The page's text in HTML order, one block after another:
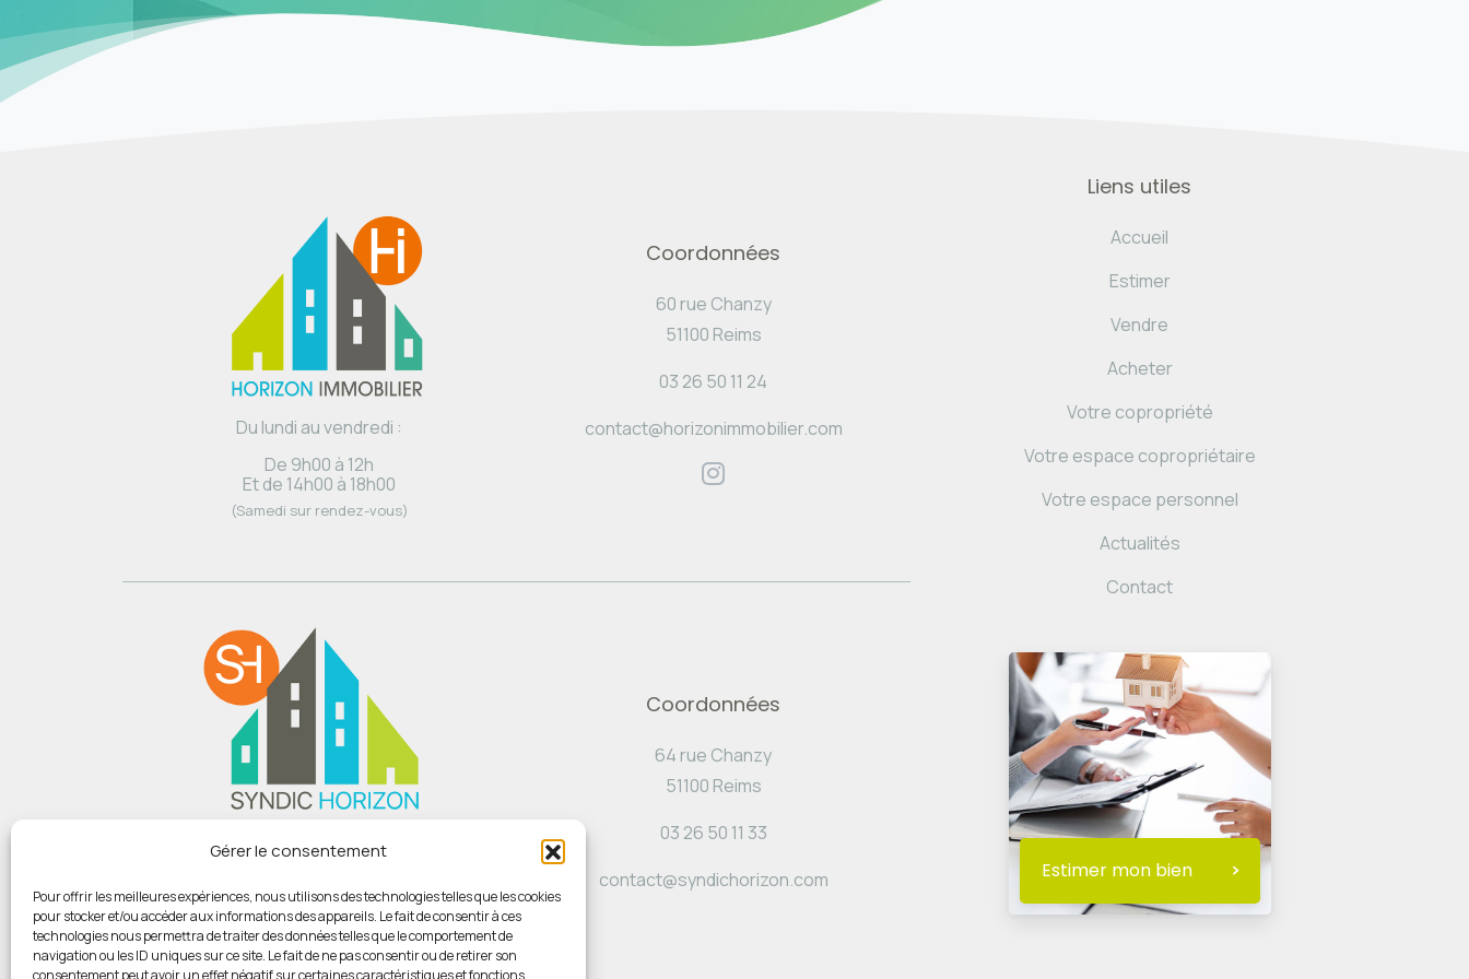
Gérer le consentement
Pour offrir les meilleures expériences, nous utilisons des technologies telles que les cookies
pour stocker et/ou accéder aux informations des appareils. Le fait de consentir à ces
technologies nous permettra de traiter des données telles que le comportement de
navigation ou les ID uniques sur ce site. Le fait de ne pas consentir ou de retirer son
consentement peut avoir un effet négatif sur certaines caractéristiques et fonctions.
Du lundi au vendredi :
De 9h00 à 12h
Et de 14h00 à 18h00
(Samedi sur rendez-vous)
Coordonnées
60 rue Chanzy
51100 Reims
03 26 50 11 24
contact@horizonimmobilier.com
Du lundi au vendredi :
Et de 14h00 à 18h00
(Samedi sur rendez-vous)
Coordonnées
64 rue Chanzy
51100 Reims
03 26 50 11 33
contact@syndichorizon.com
Liens utiles
Accueil
Estimer
Vendre
Acheter
Votre copropriété
Votre espace copropriétaire
Votre espace personnel
Actualités
Contact
Estimer mon bien